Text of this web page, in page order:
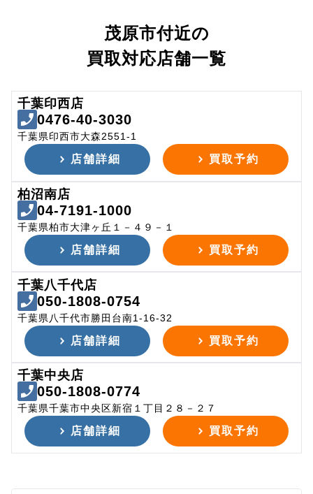
茂原市付近の
買取対応店舗一覧
千葉印西店
0476-40-3030
千葉県印西市大森2551-1
店舗詳細 買取予約
柏沼南店
04-7191-1000
千葉県柏市大津ヶ丘１－４９－１
店舗詳細 買取予約
千葉八千代店
050-1808-0754
千葉県八千代市勝田台南1-16-32
店舗詳細 買取予約
千葉中央店
050-1808-0774
千葉県千葉市中央区新宿１丁目２８－２７
店舗詳細 買取予約